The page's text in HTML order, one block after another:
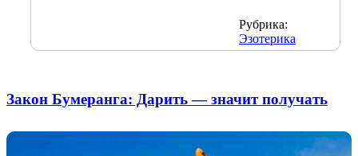
Рубрика:
Эзотерика
Закон Бумеранга: Дарить — значит получать